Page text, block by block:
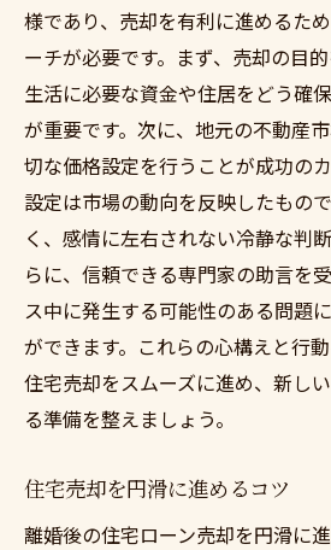
様であり、売却を有利に進めるた
ーチが必要です。まず、売却の目
生活に必要な資金や住居をどう確
が重要です。次に、地元の不動産
切な価格設定を行うことが成功の
設定は市場の動向を反映したもの
く、感情に左右されない冷静な判
らに、信頼できる専門家の助言を
ス中に発生する可能性のある問題
ができます。これらの心構えと行
住宅売却をスムーズに進め、新し
る準備を整えましょう。
住宅売却を円滑に進めるコツ
離婚後の住宅ローン売却を円滑に